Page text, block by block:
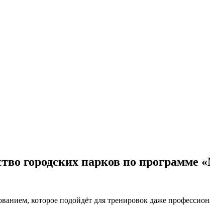
городских парков по программе
которое подойдёт для тренировок даже